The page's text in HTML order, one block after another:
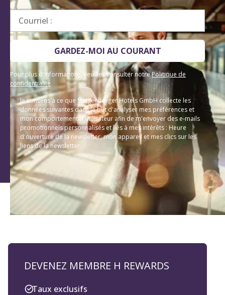
Courriel :
GARDEZ-MOI AU COURANT
Pour plus d'informations, veuillez consulter notrePolitique de
confidentialité.
Je consens à ce que Steigenberger Hotels GmbH collecte les
données suivantes dans le but d'analyser mes préférences et
mon comportement d'utilisateur afin de m'envoyer des e-mails
promotionnels personnalisés et liés à mes intérêts : Heure
d'ouverture de la newsletter, mon appareil et mes clics sur les
liens de la newsletter.
DEVENEZ MEMBRE H REWARDS
Taux exclusifs